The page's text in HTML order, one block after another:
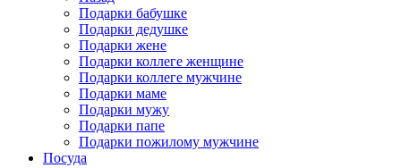
Подарки бабушке
Подарки дедушке
Подарки жене
Подарки коллеге женщине
Подарки коллеге мужчине
Подарки маме
Подарки мужу
Подарки папе
Подарки пожилому мужчине
Посуда